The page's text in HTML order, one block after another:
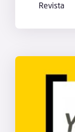
Revista